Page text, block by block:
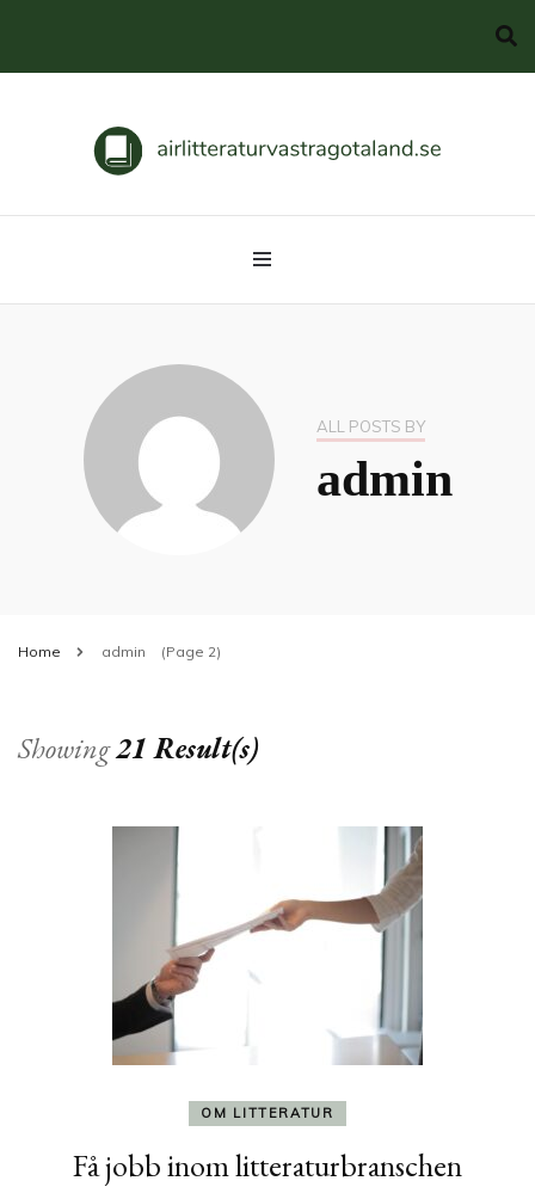
airlitteraturvastragotaland.se
Svenska klassiker
ALL POSTS BY
admin
Home admin (Page 2)
Showing21 Result(s)
OM LITTERATUR
Få jobb inom litteraturbranschen